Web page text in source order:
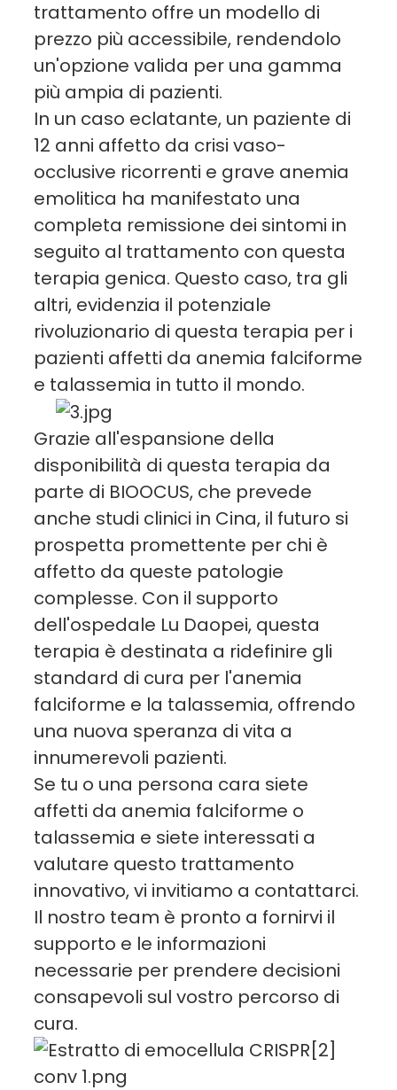
trattamento offre un modello di
prezzo più accessibile, rendendolo
un'opzione valida per una gamma
più ampia di pazienti.
In un caso eclatante, un paziente di
12 anni affetto da crisi vaso-
occlusive ricorrenti e grave anemia
emolitica ha manifestato una
completa remissione dei sintomi in
seguito al trattamento con questa
terapia genica. Questo caso, tra gli
altri, evidenzia il potenziale
rivoluzionario di questa terapia per i
pazienti affetti da anemia falciforme
e talassemia in tutto il mondo.
Grazie all'espansione della
disponibilità di questa terapia da
parte di BIOOCUS, che prevede
anche studi clinici in Cina, il futuro si
prospetta promettente per chi è
affetto da queste patologie
complesse. Con il supporto
dell'ospedale Lu Daopei, questa
terapia è destinata a ridefinire gli
standard di cura per l'anemia
falciforme e la talassemia, offrendo
una nuova speranza di vita a
innumerevoli pazienti.
Se tu o una persona cara siete
affetti da anemia falciforme o
talassemia e siete interessati a
valutare questo trattamento
innovativo, vi invitiamo a contattarci.
Il nostro team è pronto a fornirvi il
supporto e le informazioni
necessarie per prendere decisioni
consapevoli sul vostro percorso di
cura.